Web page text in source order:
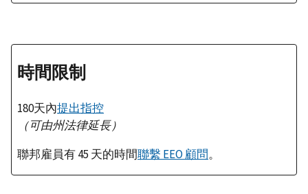
時間限制
180天內提出指控
（可由州法律延長）
聯邦雇員有 45 天的時間聯繫 EEO 顧問。